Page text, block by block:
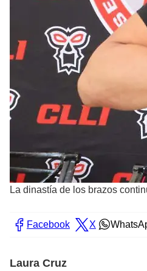
La dinastía de los brazos
Facebook X
Laura Cruz